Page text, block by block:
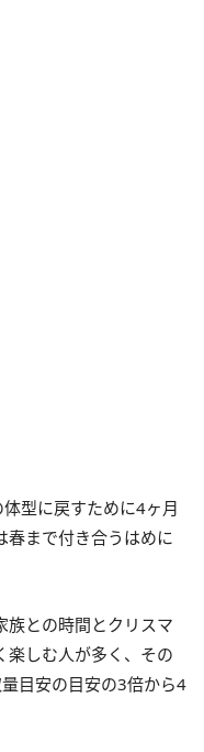
型に戻すために4ヶ月
春まで付き合うはめに
族との時間とクリスマ
楽しむ人が多く、その
目安の目安の3倍から4